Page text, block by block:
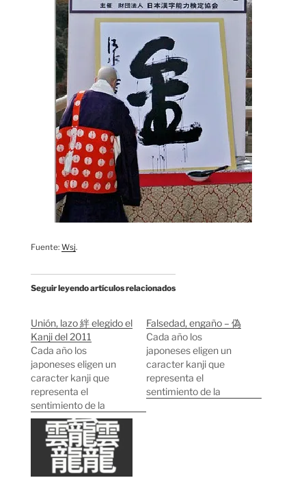
Fuente: Wsj.
Seguir leyendo artículos relacionados
Unión, lazo 絆 elegido el
Kanji del 2011
Cada año los
japoneses eligen un
caracter kanji que
representa el
sentimiento de la
sociedad sobre el año
que termina. El
caracter más votado
este año has sido 絆
(kizuna, きずな), que
Falsedad, engaño – 偽
Cada año los
japoneses eligen un
caracter kanji que
representa el
sentimiento de la